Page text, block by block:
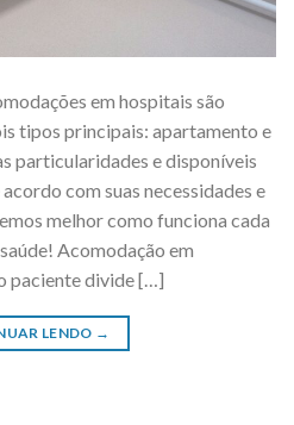
em hospitais são
tipos principais: apartamento e
particularidades e disponíveis
com suas necessidades e
melhor como funciona cada
Acomodação em
paciente divide […]
LENDO →